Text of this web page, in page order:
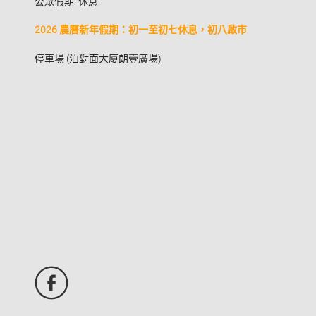
2026 農曆新年假期：初一至初七休息，初八啟市
停車場 (泊對面大廈朗壹廣場)